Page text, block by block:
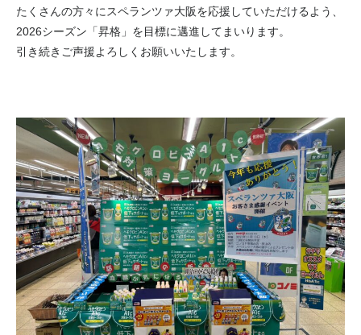
たくさんの方々にスペランツァ大阪を応援していただけるよう、
2026シーズン「昇格」を目標に邁進してまいります。
引き続きご声援よろしくお願いいたします。